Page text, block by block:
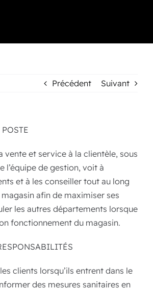
Précédent Suivant
vente et service à la clientèle, sous
l’équipe de gestion, voit à
et à les conseiller tout au long
afin de maximiser ses
les autres départements lorsque
fonctionnement du magasin.
clients lorsqu’ils entrent dans le
des mesures sanitaires en